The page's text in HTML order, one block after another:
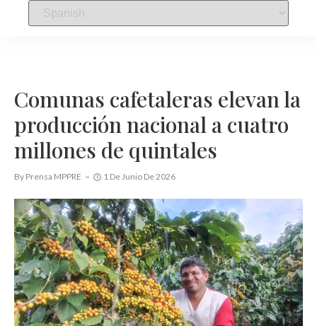
Comunas cafetaleras elevan la
producción nacional a cuatro
millones de quintales
By Prensa MPPRE 1 De Junio De 2026